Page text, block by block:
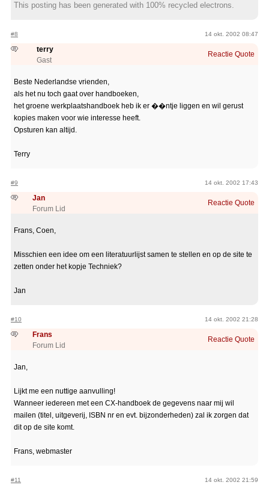
This posting has been generated with 100% recycled electrons.
#8 14 okt. 2002 08:47
terry
Gast
Reactie Quote
Beste Nederlandse vrienden,
als het nu toch gaat over handboeken,
het groene werkplaatshandboek heb ik er ��ntje liggen en wil gerust
kopies maken voor wie interesse heeft.
Opsturen kan altijd.
Terry
#9 14 okt. 2002 17:43
Jan
Forum Lid
Reactie Quote
Frans, Coen,
Misschien een idee om een literatuurlijst samen te stellen en op de site te
zetten onder het kopje Techniek?
Jan
#10 14 okt. 2002 21:28
Frans
Forum Lid
Reactie Quote
Jan,
Lijkt me een nuttige aanvulling!
Wanneer iedereen met een CX-handboek de gegevens naar mij wil
mailen (titel, uitgeverij, ISBN nr en evt. bijzonderheden) zal ik zorgen dat
dit op de site komt.
Frans, webmaster
#11 14 okt. 2002 21:59